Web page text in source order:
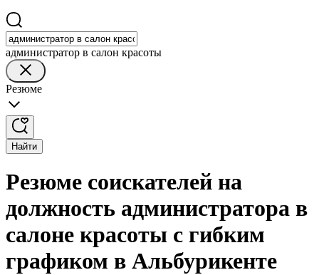
администратор в салон красоты
Резюме
Найти
Резюме соискателей на
должность администратора в
салоне красоты с гибким
графиком в Альбурикенте